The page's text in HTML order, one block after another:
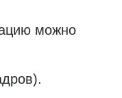
можно